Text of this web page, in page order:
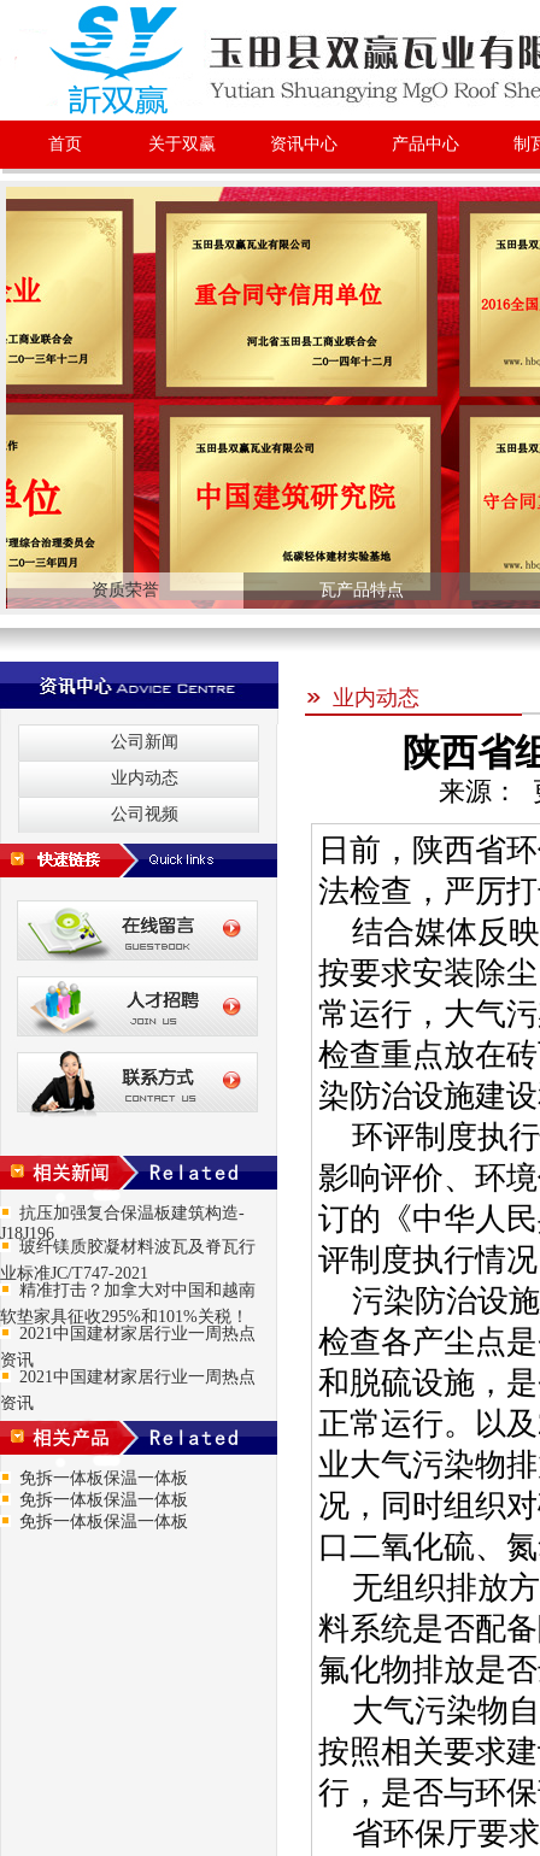
首页 关于双赢 资讯中心 产品中心 制
资质荣誉 瓦产品特点
公司新闻
业内动态
公司视频
抗压加强复合保温板建筑构造-
J18J196
玻纤镁质胶凝材料波瓦及脊瓦行
业标准JC/T747-2021
精准打击？加拿大对中国和越南
软垫家具征收295%和101%关税！
2021中国建材家居行业一周热点
资讯
2021中国建材家居行业一周热点
资讯
免拆一体板保温一体板
免拆一体板保温一体板
免拆一体板保温一体板
业内动态
陕西省
来源：
日前，陕西省
法检查，严厉
结合媒体反映
按要求安装除
常运行，大气
检查重点放在
染防治设施建
环评制度执行
影响评价、环
订的《中华人
评制度执行情
污染防治设施
检查各产尘点
和脱硫设施，
正常运行。以
业大气污染物
况，同时组织
口二氧化硫、
无组织排放方
料系统是否配
氟化物排放是
大气污染物自
按照相关要求
行，是否与环
省环保厅要求